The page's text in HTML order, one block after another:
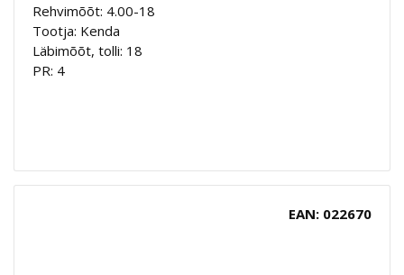
Rehvimõõt: 4.00-18
Tootja: Kenda
Läbimõõt, tolli: 18
PR: 4
EAN: 022670